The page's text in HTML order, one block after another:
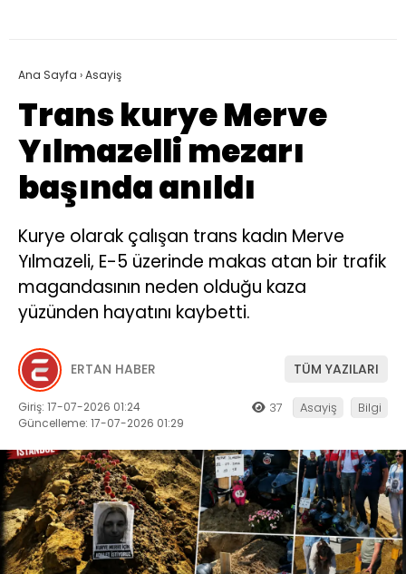
Ana Sayfa ›Asayiş
Trans kurye Merve
Yılmazelli mezarı
başında anıldı
Kurye olarak çalışan trans kadın Merve
Yılmazeli, E-5 üzerinde makas atan bir trafik
magandasının neden olduğu kaza
yüzünden hayatını kaybetti.
ERTAN HABER TÜM YAZILARI
Giriş: 17-07-2026 01:24
Güncelleme: 17-07-2026 01:29
37 Asayiş Bilgi